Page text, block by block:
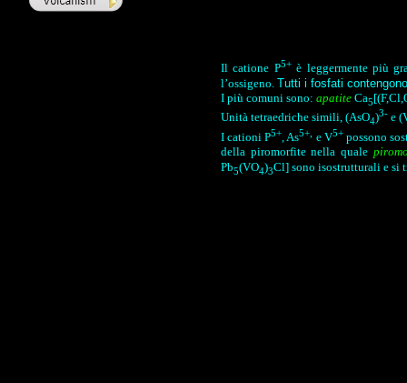
Il catione P5+è leggermente più
l’ossigeno. Tutti i fosfati
I più comuni sono: apatite Ca5
Unità tetraedriche simili, (AsO4)3- e
I cationi P5+ , As5+, e V5+possono
della piromorfite nella quale
Pb5(VO4)3Cl] sono isostrutturali e si